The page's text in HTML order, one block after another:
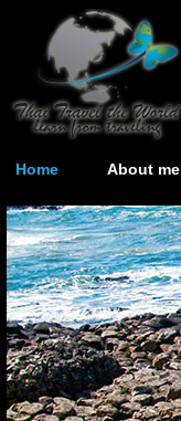
Home About me